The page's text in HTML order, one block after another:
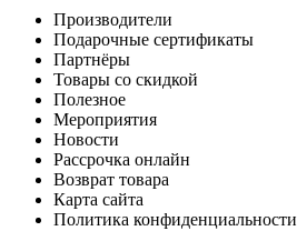
Производители
Подарочные сертификаты
Партнёры
Товары со скидкой
Полезное
Мероприятия
Новости
Рассрочка онлайн
Возврат товара
Карта сайта
Политика конфиденциальности